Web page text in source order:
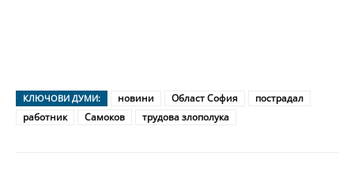
КЛЮЧОВИ ДУМИ: новини Област София
пострадал
работник
Самоков трудова злополука